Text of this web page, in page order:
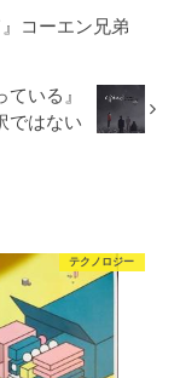
コーエン兄弟
いる』
ではない
テクノロジー